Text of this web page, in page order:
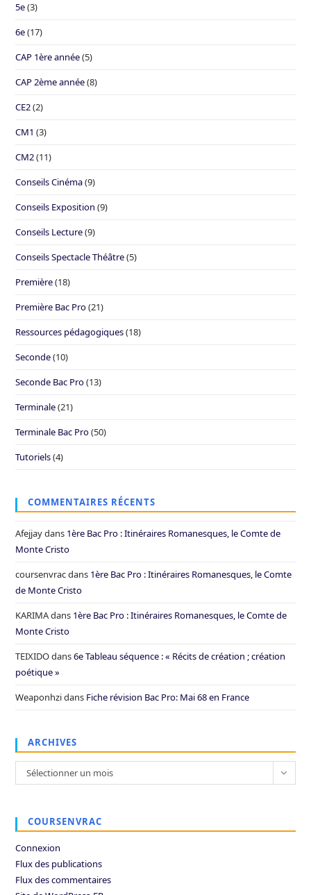
5e(3)
6e(17)
CAP 1ère année(5)
CAP 2ème année(8)
CE2(2)
CM1 (3)
CM2(11)
Conseils Cinéma(9)
Conseils Exposition (9)
Conseils Lecture(9)
Conseils Spectacle Théâtre(5)
Première(18)
Première Bac Pro(21)
Ressources pédagogiques(18)
Seconde(10)
Seconde Bac Pro(13)
Terminale(21)
Terminale Bac Pro(50)
Tutoriels(4)
COMMENTAIRES RÉCENTS
Afejjaydans 1ère Bac Pro : Itinéraires Romanesques, le Comte de
Monte Cristo
coursenvracdans 1ère Bac Pro : Itinéraires Romanesques, le Comte
de Monte Cristo
KARIMAdans 1ère Bac Pro : Itinéraires Romanesques, le Comte de
Monte Cristo
TEIXIDOdans6e Tableau séquence : « Récits de création ; création
poétique »
Weaponhzidans Fiche révision Bac Pro: Mai 68 en France
ARCHIVES
Archives
Sélectionner un mois
COURSENVRAC
Connexion
Flux des publications
Flux des commentaires